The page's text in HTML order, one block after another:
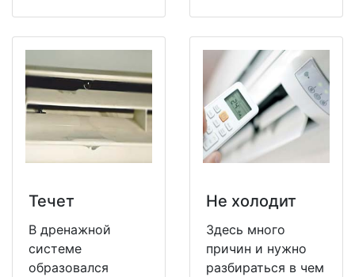
Течет
В дренажной
системе
образовался
Не холодит
Здесь много
причин и нужно
разбираться в чем